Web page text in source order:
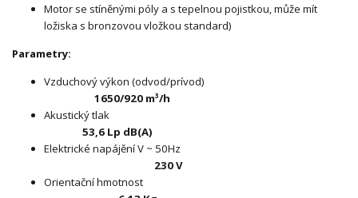
Motor se stíněnými póly a s tepelnou pojistkou, může mít
ložiska s bronzovou vložkou standard)
Parametry:
Vzduchový výkon (odvod/prívod)
1650/920 m³/h
Akustický tlak
53,6 Lp dB(A)
Elektrické napájění V ~ 50Hz
230 V
Orientační hmotnost